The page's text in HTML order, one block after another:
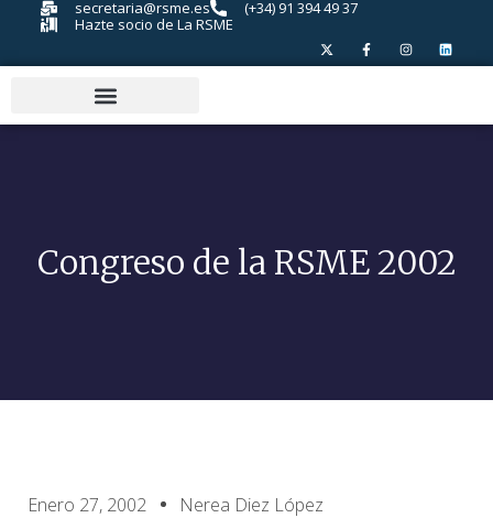
secretaria@rsme.es
(+34) 91 394 49 37
Hazte socio de La RSME
Congreso de la RSME 2002
Enero 27, 2002 Nerea Diez López